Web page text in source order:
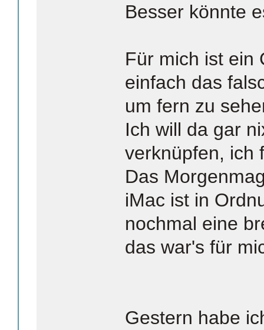
Besser könnte
Für mich ist ein
einfach das
um fern zu
Ich will da gar
verknüpfen, ich
Das
iMac ist in
nochmal eine
das war's für
Gestern habe